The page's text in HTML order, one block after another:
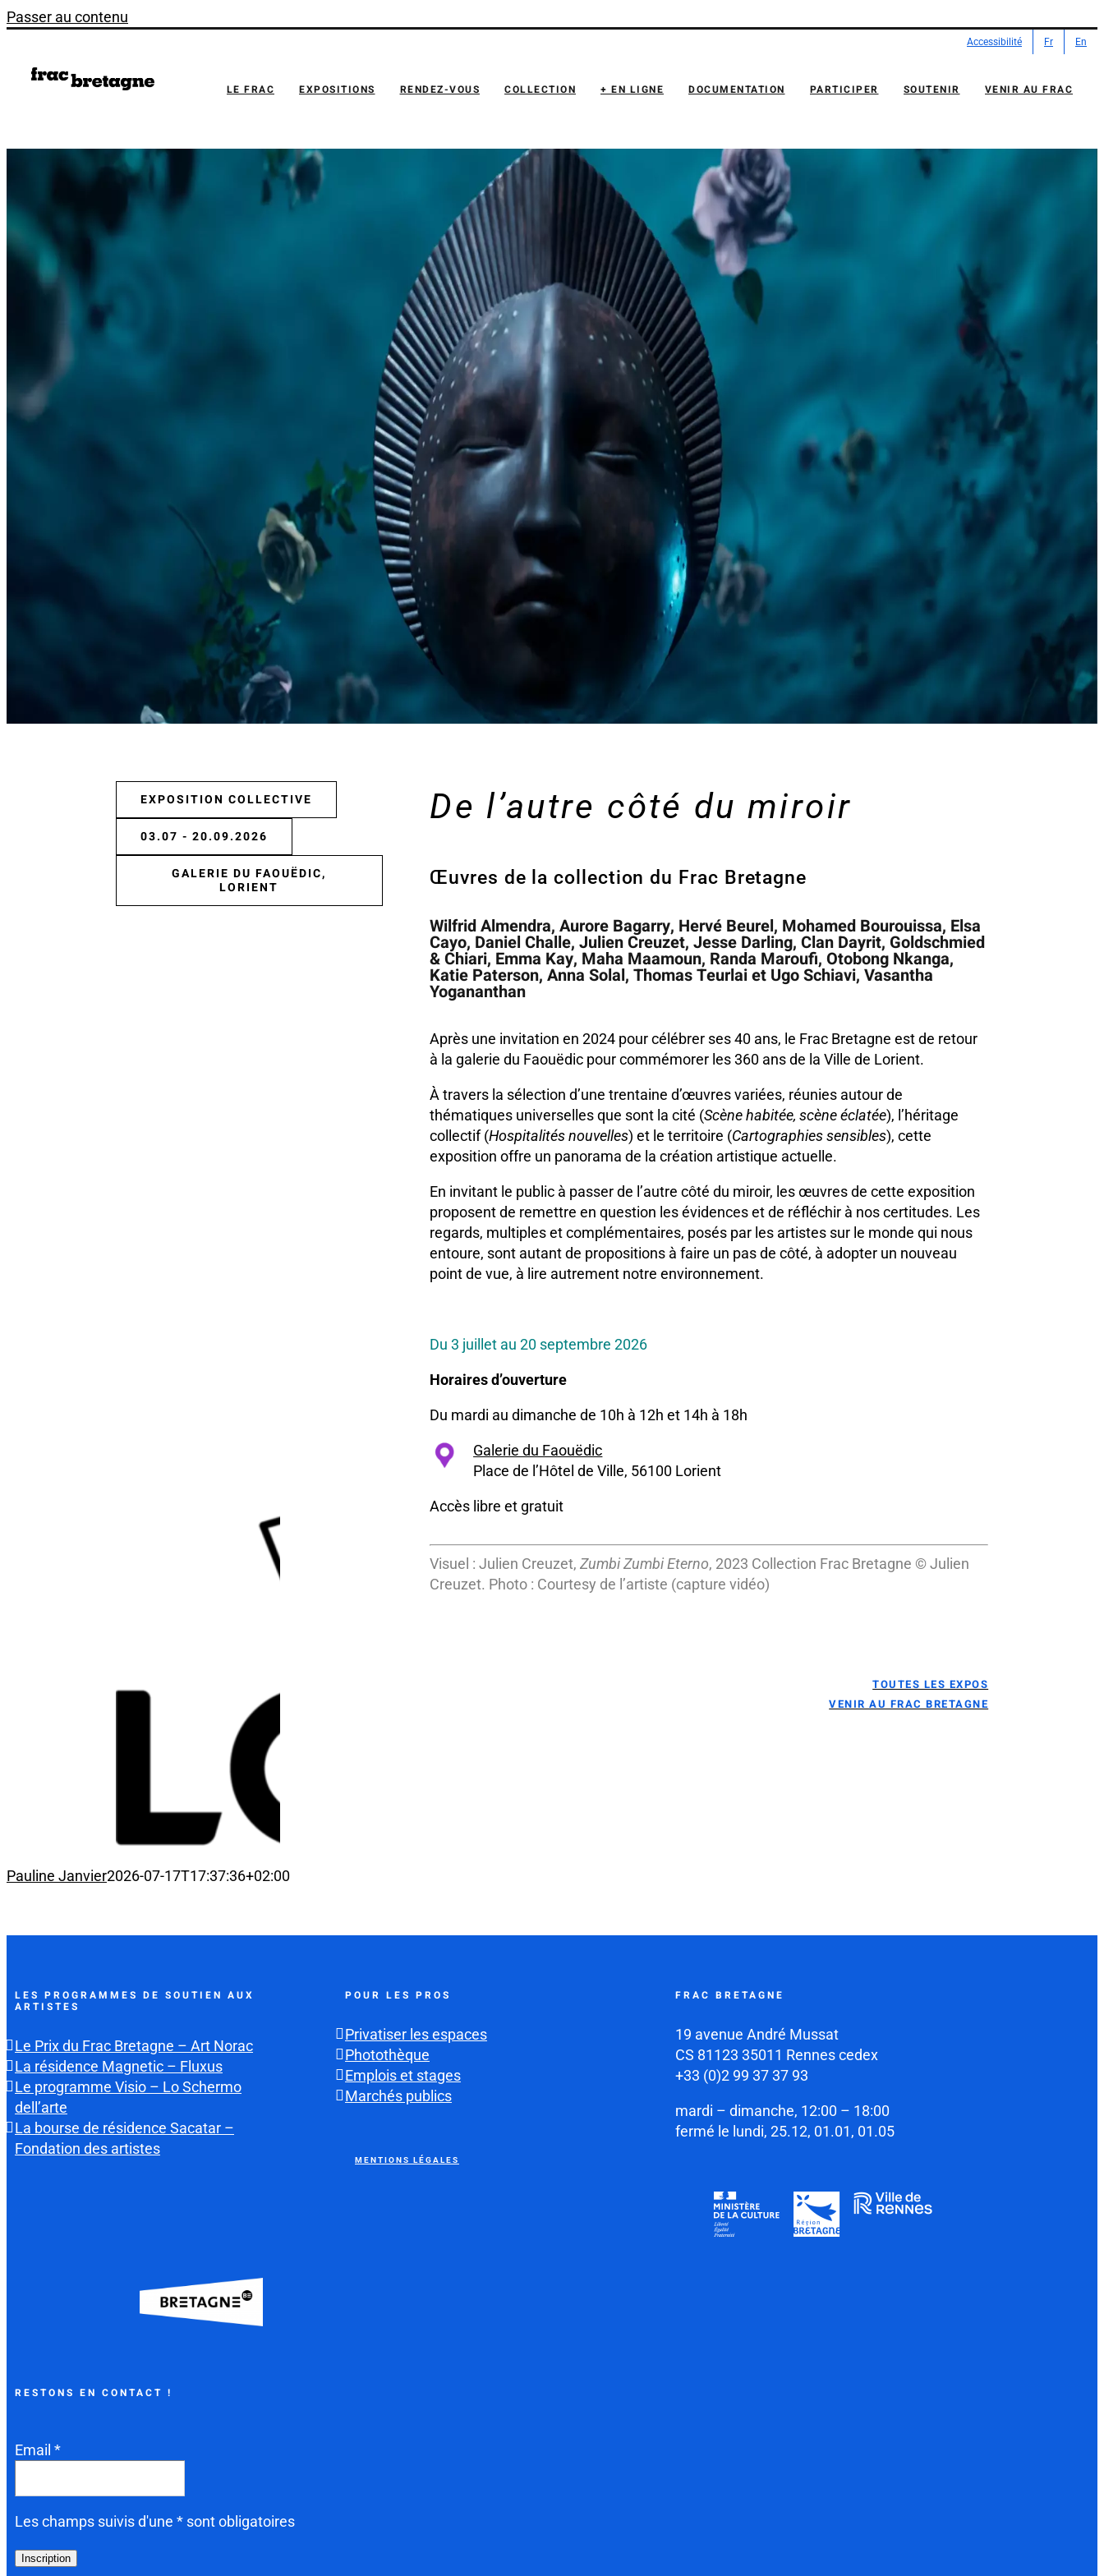
Passer au contenu
Accessibilité Fr En
LE FRAC EXPOSITIONS RENDEZ-VOUS COLLECTION + EN LIGNE DOCUMENTATION PARTICIPER SOUTENIR VENIR AU FRAC
EXPOSITION COLLECTIVE
03.07 - 20.09.2026
GALERIE DU FAOUËDIC,
LORIENT
De l’autre côté du miroir
Œuvres de la collection du Frac Bretagne
Wilfrid Almendra, Aurore Bagarry, Hervé Beurel, Mohamed Bourouissa, Elsa
Cayo, Daniel Challe, Julien Creuzet, Jesse Darling, Clan Dayrit, Goldschmied
& Chiari, Emma Kay, Maha Maamoun, Randa Maroufi, Otobong Nkanga,
Katie Paterson, Anna Solal, Thomas Teurlai et Ugo Schiavi, Vasantha
Yogananthan
Après une invitation en 2024 pour célébrer ses 40 ans, le Frac Bretagne est de retour
à la galerie du Faouëdic pour commémorer les 360 ans de la Ville de Lorient.
À travers la sélection d’une trentaine d’œuvres variées, réunies autour de
thématiques universelles que sont la cité (Scène habitée, scène éclatée), l’héritage
collectif (Hospitalités nouvelles) et le territoire (Cartographies sensibles), cette
exposition offre un panorama de la création artistique actuelle.
En invitant le public à passer de l’autre côté du miroir, les œuvres de cette exposition
proposent de remettre en question les évidences et de réfléchir à nos certitudes. Les
regards, multiples et complémentaires, posés par les artistes sur le monde qui nous
entoure, sont autant de propositions à faire un pas de côté, à adopter un nouveau
point de vue, à lire autrement notre environnement.
Du 3 juillet au 20 septembre 2026
Horaires d’ouverture
Du mardi au dimanche de 10h à 12h et 14h à 18h
Galerie du Faouëdic
Place de l’Hôtel de Ville, 56100 Lorient
Accès libre et gratuit
Visuel : Julien Creuzet,Zumbi Zumbi Eterno, 2023 Collection Frac Bretagne © Julien
Creuzet. Photo : Courtesy de l’artiste (capture vidéo)
TOUTES LES EXPOS
VENIR AU FRAC BRETAGNE
Pauline Janvier2026-07-17T17:37:36+02:00
LES PROGRAMMES DE SOUTIEN AUX
ARTISTES
Le Prix du Frac Bretagne – Art Norac
La résidence Magnetic – Fluxus
Le programme Visio – Lo Schermo
dell’arte
La bourse de résidence Sacatar –
Fondation des artistes
POUR LES PROS
Privatiser les espaces
Photothèque
Emplois et stages
Marchés publics
MENTIONS LÉGALES
FRAC BRETAGNE
19 avenue André Mussat
CS 81123 35011 Rennes cedex
+33 (0)2 99 37 37 93
mardi – dimanche, 12:00 – 18:00
fermé le lundi, 25.12, 01.01, 01.05
RESTONS EN CONTACT !
Email *
Les champs suivis d'une * sont obligatoires